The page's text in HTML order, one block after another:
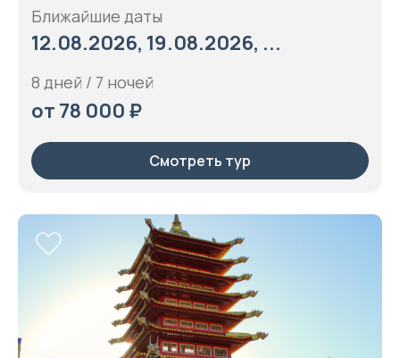
Ближайшие даты
12.08.2026, 19.08.2026, ...
8 дней / 7 ночей
от 78 000 ₽
Смотреть тур